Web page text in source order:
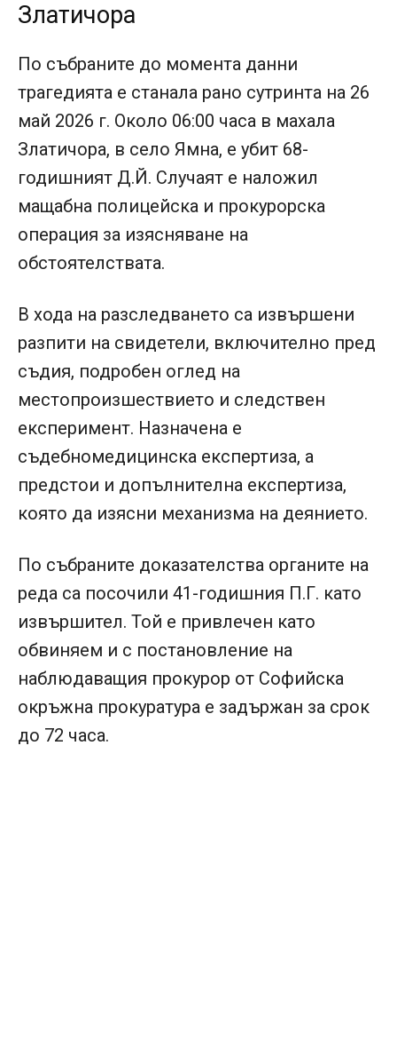
Златичора
По събраните до момента данни
трагедията е станала рано сутринта на 26
май 2026 г. Около 06:00 часа в махала
Златичора, в село Ямна, е убит 68-
годишният Д.Й. Случаят е наложил
мащабна полицейска и прокурорска
операция за изясняване на
обстоятелствата.
В хода на разследването са извършени
разпити на свидетели, включително пред
съдия, подробен оглед на
местопроизшествието и следствен
експеримент. Назначена е
съдебномедицинска експертиза, а
предстои и допълнителна експертиза,
която да изясни механизма на деянието.
По събраните доказателства органите на
реда са посочили 41-годишния П.Г. като
извършител. Той е привлечен като
обвиняем и с постановление на
наблюдаващия прокурор от Софийска
окръжна прокуратура е задържан за срок
до 72 часа.